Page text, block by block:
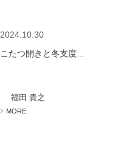
2024.10.30
こたつ開きと冬支度...
福田 貴之
MORE